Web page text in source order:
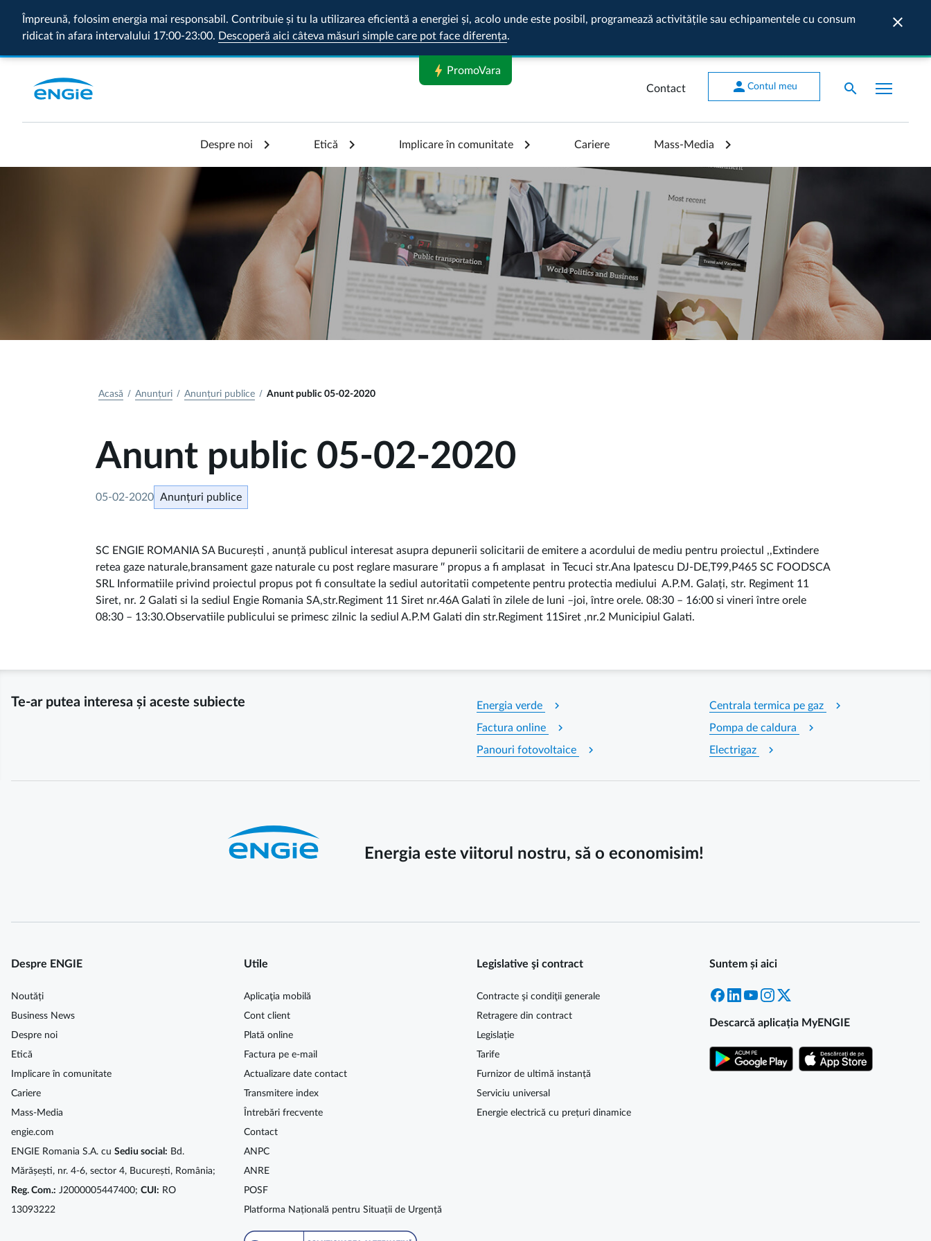
Împreună, folosim energia mai responsabil. Contribuie și tu la utilizarea eficientă a energiei și, acolo unde este posibil, programează activitățile sau echipamentele cu consum
ridicat în afara intervalului 17:00-23:00. Descoperă aici câteva măsuri simple care pot face diferența.
close
Contact person Contul meu search
Despre noi Etică Implicare în comunitate Cariere Mass-Media
Acasă Anunțuri Anunțuri publice Anunt public 05-02-2020
Anunt public 05-02-2020
05-02-2020 Anunțuri publice
SC ENGIE ROMANIA SA București , anunță publicul interesat asupra depunerii solicitarii de emitere a acordului de mediu pentru proiectul ,,Extindere
retea gaze naturale,bransament gaze naturale cu post reglare masurare ″ propus a fi amplasat in Tecuci str.Ana Ipatescu DJ-DE,T99,P465 SC FOODSCA
SRL Informatiile privind proiectul propus pot fi consultate la sediul autoritatii competente pentru protectia mediului A.P.M. Galați, str. Regiment 11
Siret, nr. 2 Galati si la sediul Engie Romania SA,str.Regiment 11 Siret nr.46A Galati în zilele de luni –joi, între orele. 08:30 – 16:00 si vineri între orele
08:30 – 13:30.Observatiile publicului se primesc zilnic la sediul A.P.M Galati din str.Regiment 11Siret ,nr.2 Municipiul Galati.
Te-ar putea interesa și aceste subiecte Energia verde chevron_right Centrala termica pe gaz chevron_right
Factura online chevron_right Pompa de caldura chevron_right
Panouri fotovoltaice chevron_right Electrigaz chevron_right
Energia este viitorul nostru, să o economisim!
Despre ENGIE
Noutăți
Business News
Despre noi
Etică
Implicare în comunitate
Cariere
Mass-Media
engie.com
ENGIE Romania S.A. cu Sediu social: Bd.
Mărășești, nr. 4-6, sector 4, București, România;
Reg. Com.: J2000005447400; CUI: RO
13093222
Utile
Aplicaţia mobilă
Cont client
Plată online
Factura pe e-mail
Actualizare date contact
Transmitere index
Întrebări frecvente
Contact
ANPC
ANRE
POSF
Platforma Națională pentru Situații de Urgență
Legislative şi contract
Contracte şi condiţii generale
Retragere din contract
Legislație
Tarife
Furnizor de ultimă instanță
Serviciu universal
Energie electrică cu prețuri dinamice
Suntem și aici
Facebook
LinkedInYouTubeInstagram
Descarcă aplicația MyENGIE
bolt PromoVara